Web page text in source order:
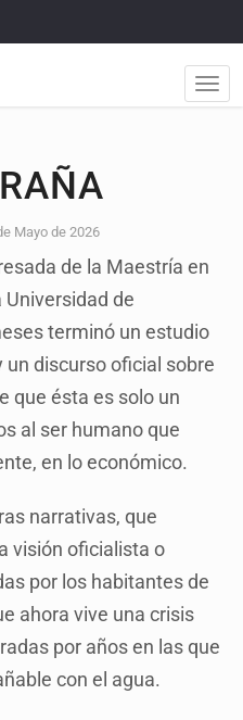
Mayo de 2026
de la Maestría en
de
terminó un estudio
discurso oficial sobre
que ésta es solo un
al ser humano que
en lo económico.
narrativas, que
visión oficialista o
por los habitantes de
ahora vive una crisis
por años en las que
con el agua.